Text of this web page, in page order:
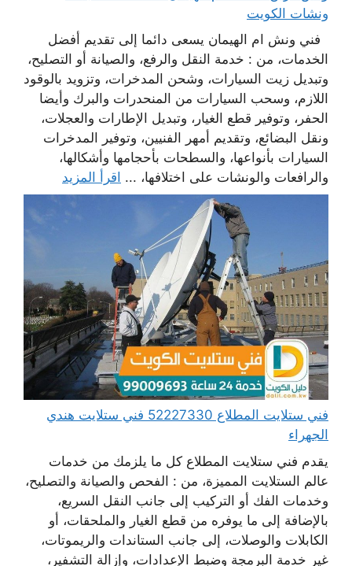
ونشات الكويت
فني ونش ام الهيمان يسعى دائما إلى تقديم أفضل
الخدمات، من : خدمة النقل والرفع، والصيانة أو التصليح،
وتبديل زيت السيارات، وشحن المدخرات، وتزويد بالوقود
اللازم، وسحب السيارات من المنحدرات والبرك وأيضا
الحفر، وتوفير قطع الغيار، وتبديل الإطارات والعجلات،
ونقل البضائع، وتقديم أمهر الفنيين، وتوفير المدخرات
السيارات بأنواعها، والسطحات بأحجامها وأشكالها،
والرافعات والونشات على اختلافها، ... اقرأ المزيد
فني ستلايت المطلاع 52227330 فني ستلايت هندي
الجهراء
يقدم فني ستلايت المطلاع كل ما يلزمك من خدمات
عالم الستلايت المميزة، من : الفحص والصيانة والتصليح،
وخدمات الفك أو التركيب إلى جانب النقل السريع،
بالإضافة إلى ما يوفره من قطع الغيار والملحقات، أو
الكابلات والوصلات، إلى جانب الستاندات والريموتات،
غير خدمة البرمجة وضبط الإعدادات، وإزالة التشفير،